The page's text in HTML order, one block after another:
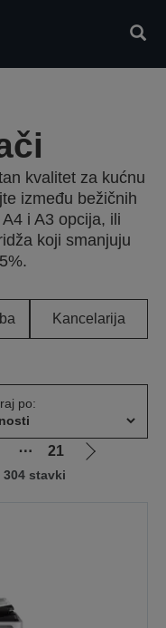
kvalitet za kućnu
između bežičnih
i A3 opcija, ili
koji smanjuju
Kancelarija
po:
⋯ 21
Idi
304 stavki